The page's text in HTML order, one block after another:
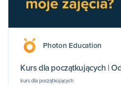
Photon Education
Kurs dla początkujących |
kurs dla początkujących